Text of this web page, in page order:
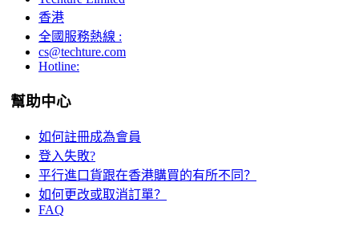
香港
全國服務熱線 :
cs@techture.com
Hotline:
幫助中心
如何註冊成為會員
登入失敗?
平行進口貨跟在香港購買的有所不同？
如何更改或取消訂單？
FAQ